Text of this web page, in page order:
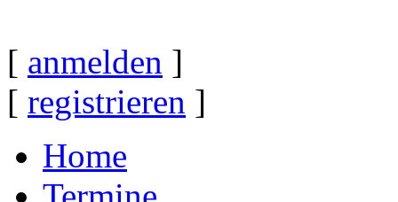
[ anmelden ]
[ registrieren ]
Home